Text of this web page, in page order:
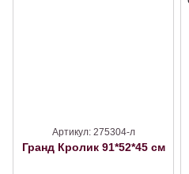
Артикул: 275304-л
Гранд Кролик 91*52*45 см